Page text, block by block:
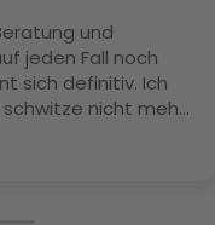
und
jeden Fall noch
sich definitiv. Ich
nicht mehr
Maulbeerseide
Dank